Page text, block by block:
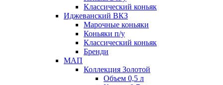
Классический коньяк
Иджеванский ВКЗ
Марочные коньяки
Коньяки п/у
Классический коньяк
Бренди
МАП
Коллекция Золотой
Объем 0,5 л